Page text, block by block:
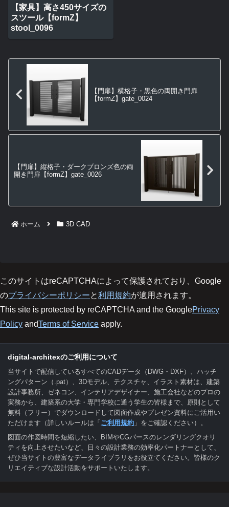
【家具】高さ450サイズの
スツール【formZ】
stool_0096
【門扉】横格子・黒色の両開き門扉
【formZ】gate_0024
【門扉】縦格子・ダークブロンズ色の両
開き門扉【formZ】gate_0026
ホーム 3D CAD
このサイトはreCAPTCHAによって保護されており、Google
のプライバシーポリシーと利用規約が適用されます。
This site is protected by reCAPTCHA and the GooglePrivacy
Policy andTerms of Service apply.
digital-architexのご利用について
当サイトで配信しているすべてのCADデータ（DWG・DXF）、ハッチ
ングパターン（.pat）、3Dモデル、テクスチャ、イラスト素材は、建築
設計事務所、ゼネコン、インテリアデザイナー、施工会社などのプロの
実務から、建築系の大学・専門学校に通う学生の皆様まで、原則として
無料（フリー）でダウンロードして図面作成やプレゼン資料にご活用い
ただけます（詳しいルールは「ご利用規約 」をご確認ください）。
図面の作図時間を短縮したい、BIMやCGパースのレンダリングクオリ
ティを向上させたいなど、日々の設計業務の効率化パートナーとして、
ぜひ当サイトの豊富なデータライブラリをお役立てください。皆様のク
リエイティブな設計活動をサポートいたします。